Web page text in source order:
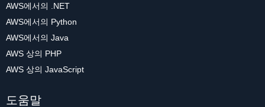
AWS에서의 .NET
AWS에서의 Python
AWS에서의 Java
AWS 상의 PHP
AWS 상의 JavaScript
도움말